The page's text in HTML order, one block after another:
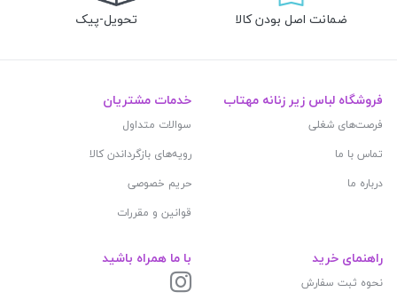
ضمانت اصل بودن کالا تحویل-پیک
فروشگاه لباس زیر زنانه مهتاب
فرصت‌های شغلی
تماس با ما
درباره ما
خدمات مشتریان
سوالات متداول
رویه‌های بازگرداندن کالا
حریم خصوصی
قوانین و مقررات
راهنمای خرید
نحوه ثبت سفارش
با ما همراه باشید